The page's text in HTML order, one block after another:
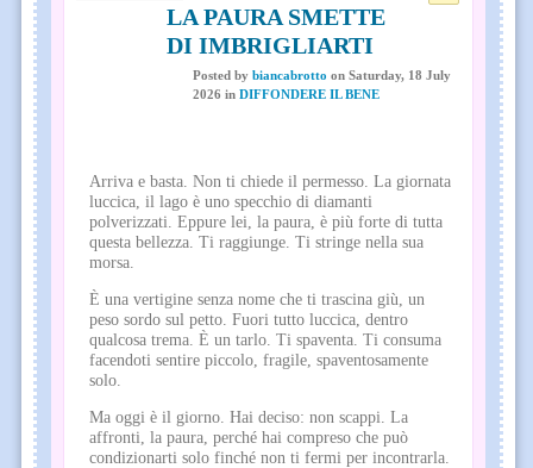
LA PAURA SMETTE
DI IMBRIGLIARTI
Posted by biancabrotto on Saturday, 18 July
2026 in DIFFONDERE IL BENE
Arriva e basta. Non ti chiede il permesso. La giornata
luccica, il lago è uno specchio di diamanti
polverizzati. Eppure lei, la paura, è più forte di tutta
questa bellezza. Ti raggiunge. Ti stringe nella sua
morsa.
È una vertigine senza nome che ti trascina giù, un
peso sordo sul petto. Fuori tutto luccica, dentro
qualcosa trema. È un tarlo. Ti spaventa. Ti consuma
facendoti sentire piccolo, fragile, spaventosamente
solo.
Ma oggi è il giorno. Hai deciso: non scappi. La
affronti, la paura, perché hai compreso che può
condizionarti solo finché non ti fermi per incontrarla.